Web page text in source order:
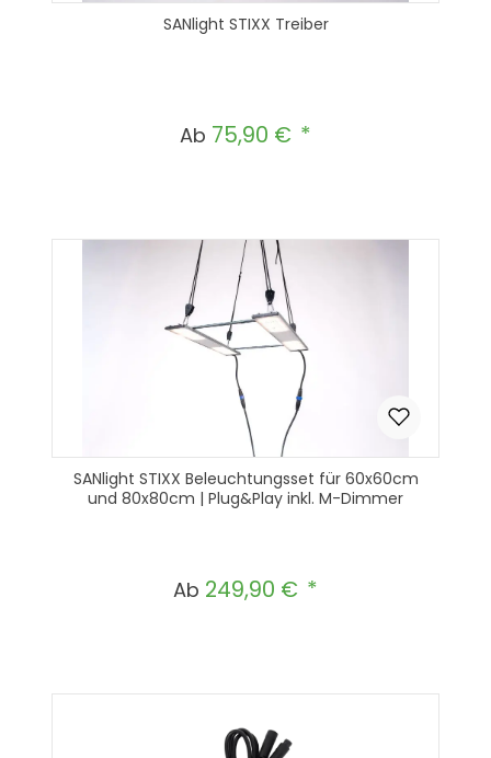
SANlight STIXX Treiber
Regulärer Preis:
Ab 75,90 €
SANlight STIXX Beleuchtungsset für 60x60cm
und 80x80cm | Plug&Play inkl. M-Dimmer
Regulärer Preis:
Ab 249,90 €